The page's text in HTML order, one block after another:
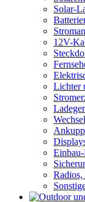
Solar-
12V-
Lichter
Radios,